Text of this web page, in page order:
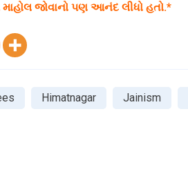
માહોલ જોવાનો પણ આનંદ લીધો હતો.*
Himatnagar Jainism